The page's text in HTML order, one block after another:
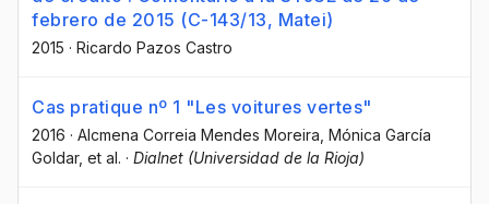
febrero de 2015 (C-143/13, Matei)
2015 · Ricardo Pazos Castro
Cas pratique nº 1 "Les voitures vertes"
2016 · Alcmena Correia Mendes Moreira , Mónica García
Goldar, et al. · Dialnet (Universidad de la Rioja)